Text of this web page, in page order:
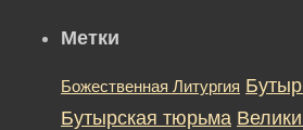
Метки
Божественная Литургия
Бутырская тюрьма